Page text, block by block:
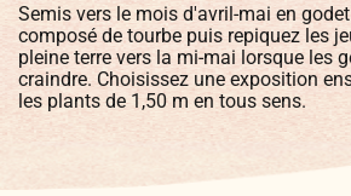
Semis vers le mois d'avril-mai en
composé de tourbe puis repiquez les
pleine terre vers la mi-mai lorsque les
craindre. Choisissez une exposition
les plants de 1,50 m en tous sens.